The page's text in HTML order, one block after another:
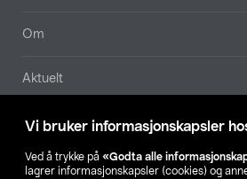
Vi bruker informasjonskapsler
Ved å trykke på «Godta alle
lagrer informasjonskapsler (cookies) og
Om
Aktuelt
Våre selskaper
Finn din